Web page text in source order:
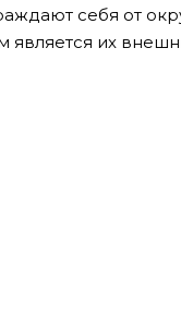
себя от
их